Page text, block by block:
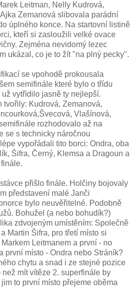
Leitman, Nelly Kudrová,
Zemanová slibovala parádní
úplného konce. Na startovní listině
kteří si zasloužili velké ovace
Zejména nevidomý lezec
ukázal, co je to žít "na plný pecky".
se vpohodě prokousala
semifinále které bylo o třídu
vytřídilo jasně ty nejlepší.
tvořily: Kudrová, Zemanová,
Vlašínová,
rozhodovalo až na
se s technicky náročnou
vypořádali tito borci: Ondra, oba
Šifra, Černý, Klemsa a Dragoun a
přišlo finále. Holčiny bojovaly
představení malé Janči
bylo neuvěřitelné. Podobně
Bohužel (a nebo bohudík?)
zdvojeným umístěním: Společně
Martin Šifra, pro třetí místo si
Leitmanem a první - no
první místo - Ondra nebo Stráník?
chytu a snad i ze stejné pozice
mít vítěze 2. superfinále by
to první místo přejeme oběma